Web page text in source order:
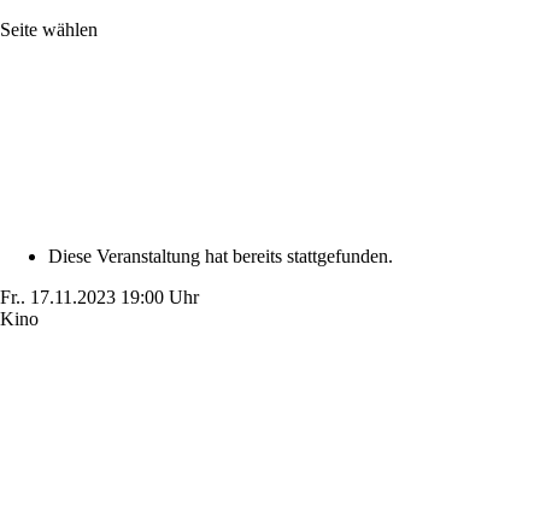
Seite wählen
Diese Veranstaltung hat bereits stattgefunden.
Fr.. 17.11.2023 19:00 Uhr
Kino